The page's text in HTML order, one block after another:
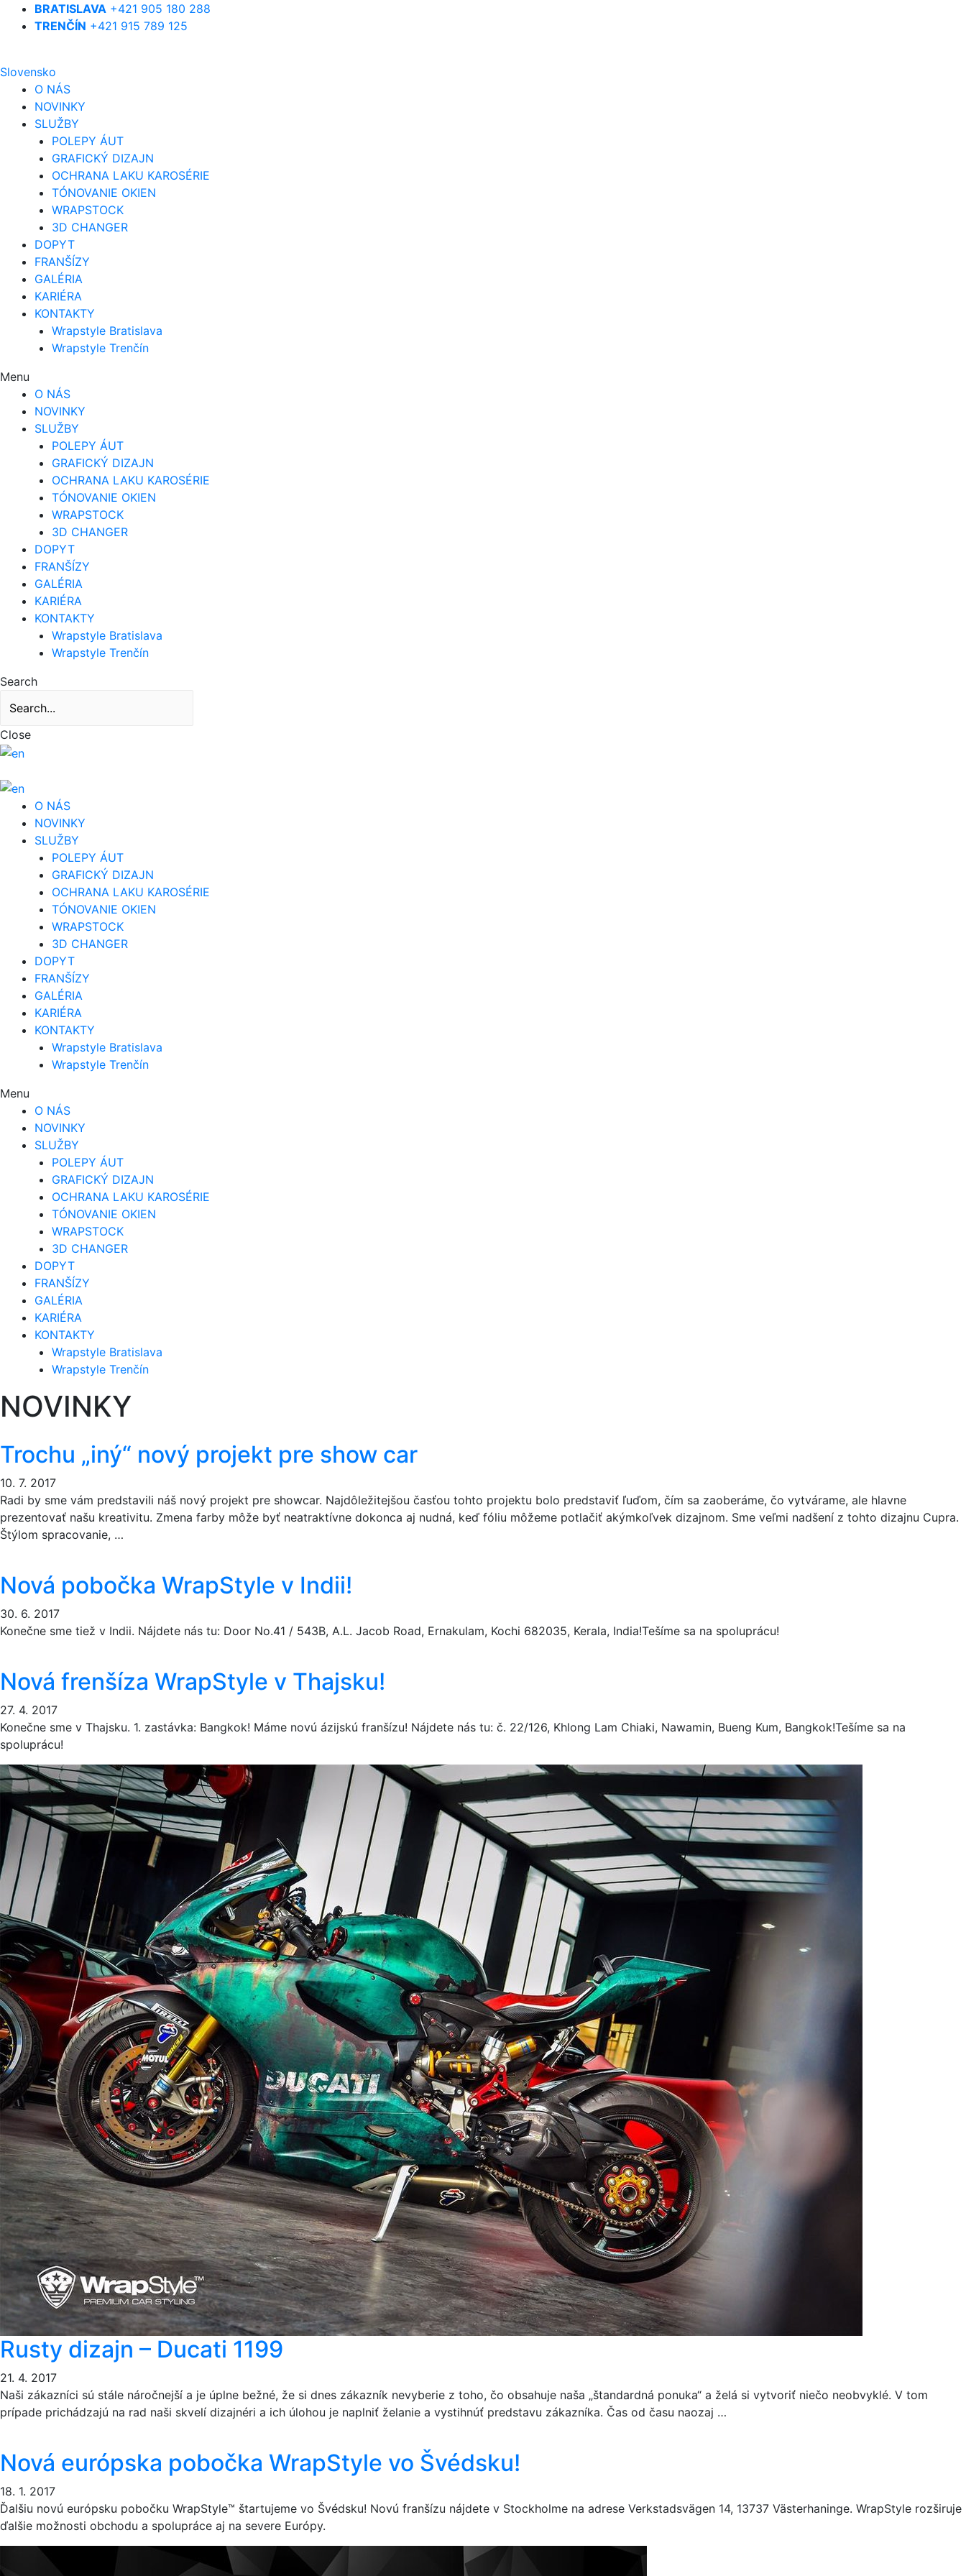
BRATISLAVA +421 905 180 288
TRENČÍN +421 915 789 125
Slovensko
O NÁS
NOVINKY
SLUŽBY
POLEPY ÁUT
GRAFICKÝ DIZAJN
OCHRANA LAKU KAROSÉRIE
TÓNOVANIE OKIEN
WRAPSTOCK
3D CHANGER
DOPYT
FRANŠÍZY
GALÉRIA
KARIÉRA
KONTAKTY
Wrapstyle Bratislava
Wrapstyle Trenčín
Menu
O NÁS
NOVINKY
SLUŽBY
POLEPY ÁUT
GRAFICKÝ DIZAJN
OCHRANA LAKU KAROSÉRIE
TÓNOVANIE OKIEN
WRAPSTOCK
3D CHANGER
DOPYT
FRANŠÍZY
GALÉRIA
KARIÉRA
KONTAKTY
Wrapstyle Bratislava
Wrapstyle Trenčín
Search
Close
O NÁS
NOVINKY
SLUŽBY
POLEPY ÁUT
GRAFICKÝ DIZAJN
OCHRANA LAKU KAROSÉRIE
TÓNOVANIE OKIEN
WRAPSTOCK
3D CHANGER
DOPYT
FRANŠÍZY
GALÉRIA
KARIÉRA
KONTAKTY
Wrapstyle Bratislava
Wrapstyle Trenčín
Menu
O NÁS
NOVINKY
SLUŽBY
POLEPY ÁUT
GRAFICKÝ DIZAJN
OCHRANA LAKU KAROSÉRIE
TÓNOVANIE OKIEN
WRAPSTOCK
3D CHANGER
DOPYT
FRANŠÍZY
GALÉRIA
KARIÉRA
KONTAKTY
Wrapstyle Bratislava
Wrapstyle Trenčín
NOVINKY
Trochu „iný“ nový projekt pre show car
10. 7. 2017
Radi by sme vám predstavili náš nový projekt pre showcar. Najdôležitejšou časťou tohto projektu bolo predstaviť ľuďom, čím sa zaoberáme, čo vytvárame, ale hlavne
prezentovať našu kreativitu. Zmena farby môže byť neatraktívne dokonca aj nudná, keď fóliu môžeme potlačiť akýmkoľvek dizajnom. Sme veľmi nadšení z tohto dizajnu Cupra.
Štýlom spracovanie, …
Nová pobočka WrapStyle v Indii!
30. 6. 2017
Konečne sme tiež v Indii. Nájdete nás tu: Door No.41 / 543B, A.L. Jacob Road, Ernakulam, Kochi 682035, Kerala, India!Tešíme sa na spoluprácu!
Nová frenšíza WrapStyle v Thajsku!
27. 4. 2017
Konečne sme v Thajsku. 1. zastávka: Bangkok! Máme novú ázijskú franšízu! Nájdete nás tu: č. 22/126, Khlong Lam Chiaki, Nawamin, Bueng Kum, Bangkok!Tešíme sa na
spoluprácu!
Rusty dizajn – Ducati 1199
21. 4. 2017
Naši zákazníci sú stále náročnejší a je úplne bežné, že si dnes zákazník nevyberie z toho, čo obsahuje naša „štandardná ponuka“ a želá si vytvoriť niečo neobvyklé. V tom
prípade prichádzajú na rad naši skvelí dizajnéri a ich úlohou je naplniť želanie a vystihnúť predstavu zákazníka. Čas od času naozaj …
Nová európska pobočka WrapStyle vo Švédsku!
18. 1. 2017
Ďalšiu novú európsku pobočku WrapStyle™ štartujeme vo Švédsku! Novú franšízu nájdete v Stockholme na adrese Verkstadsvägen 14, 13737 Västerhaninge. WrapStyle rozširuje
ďalšie možnosti obchodu a spolupráce aj na severe Európy.